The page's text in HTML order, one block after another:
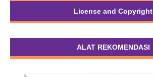
License and Copyright
ALAT REKOMENDASI